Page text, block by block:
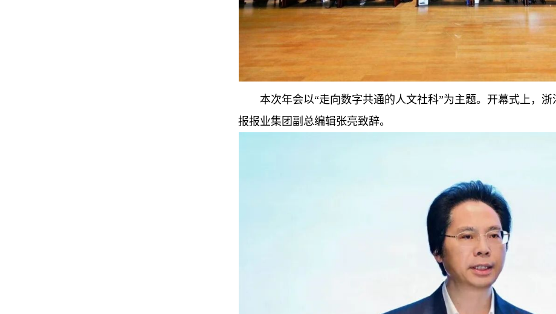
本次年会以“走向数字共通的人文社科”为主题。开幕式上，
报报业集团副总编辑张亮致辞。